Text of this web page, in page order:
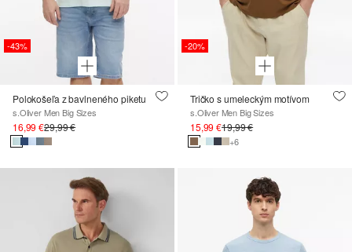
-43%
Polokošeľa z bavlneného piketu
s.Oliver Men Big Sizes
16,99 €29,99 €
-20%
Tričko s umeleckým motívom
s.Oliver Men Big Sizes
15,99 €19,99 €
+6